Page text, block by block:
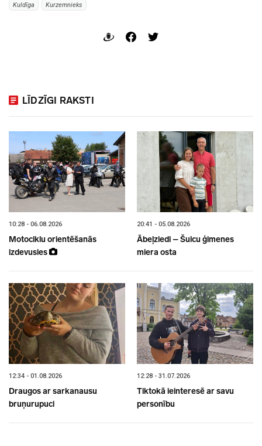
Kuldīga Kurzemnieks
LĪDZĪGI RAKSTI
10:28 - 06.08.2026
Motociklu orientēšanās
izdevusies
20:41 - 05.08.2026
Ābeļziedi – Šulcu ģimenes
miera osta
12:34 - 01.08.2026
Draugos ar sarkanausu
bruņurupuci
12:28 - 31.07.2026
Tiktokā ieinteresē ar savu
personību